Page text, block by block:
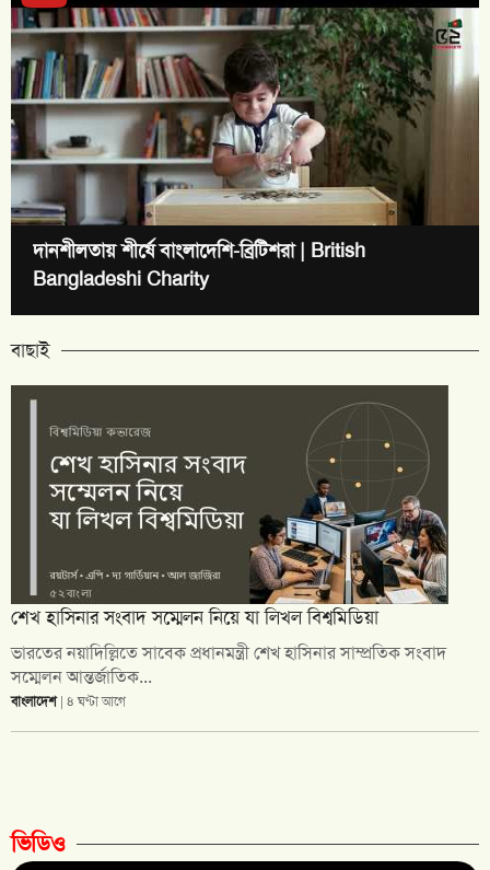
দানশীলতায় শীর্ষে বাংলাদেশি-ব্রিটিশরা | British
Bangladeshi Charity
বাছাই
শেখ হাসিনার সংবাদ সম্মেলন নিয়ে যা লিখল বিশ্বমিডিয়া
ভারতের নয়াদিল্লিতে সাবেক প্রধানমন্ত্রী শেখ হাসিনার সাম্প্রতিক সংবাদ
সম্মেলন আন্তর্জাতিক...
বাংলাদেশ| ৪ ঘণ্টা আগে
ভিডিও